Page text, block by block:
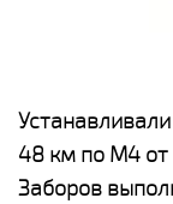
48 км по М4 от
Заборов